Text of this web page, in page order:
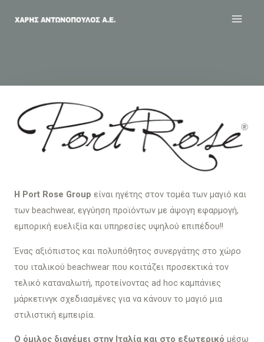
Η Port Rose Group είναι ηγέτης στον τομέα των μαγιό και
των beachwear, εγγύηση προϊόντων με άψογη εφαρμογή,
εμπορική ευελιξία και υπηρεσίες υψηλού επιπέδου!!
Ένας αξιόπιστος και πολυπόθητος συνεργάτης στο χώρο
του ιταλικού beachwear που κοιτάζει προσεκτικά τον
τελικό καταναλωτή, προτείνοντας ad hoc καμπάνιες
μάρκετινγκ σχεδιασμένες για να κάνουν το μαγιό μια
στιλιστική εμπειρία.
Ο όμιλος διανέμει στην Ιταλία και στο εξωτερικό μέσω